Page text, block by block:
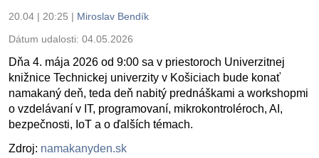
20.04 | 20:25 | Miroslav Bendík
Dátum udalosti: 04.05.2026
Dňa 4. mája 2026 od 9:00 sa v priestoroch Univerzitnej
knižnice Technickej univerzity v Košiciach bude konať
namakaný deň, teda deň nabitý prednáškami a workshopmi
o vzdelávaní v IT, programovaní, mikrokontroléroch, AI,
bezpečnosti, IoT a o ďalších témach.
Zdroj: namakanyden.sk